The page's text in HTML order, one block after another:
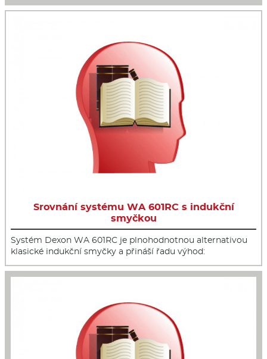
Srovnání systému WA 601RC s indukční
smyčkou
Systém Dexon WA 601RC je plnohodnotnou alternativou
klasické indukční smyčky a přináší řadu výhod: